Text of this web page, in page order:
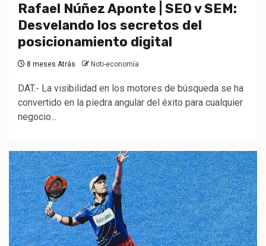
Rafael Núñez Aponte | SEO v SEM:
Desvelando los secretos del
posicionamiento digital
8 meses Atrás Noti-economía
DAT.- La visibilidad en los motores de búsqueda se ha
convertido en la piedra angular del éxito para cualquier
negocio...